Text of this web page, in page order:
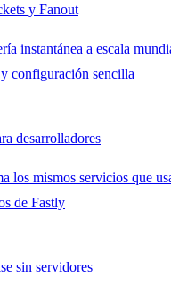
y Fanout
instantánea a escala
configuración sencilla
desarrolladores
los mismos servicios que
de Fastly
sin servidores